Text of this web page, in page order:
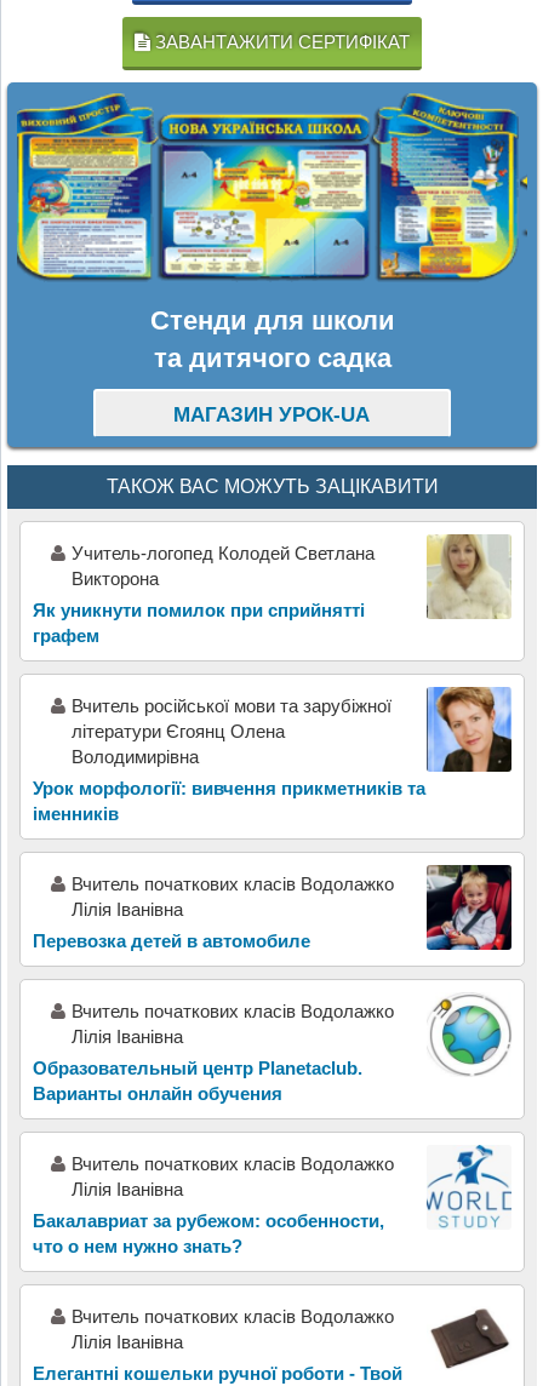
ЗАВАНТАЖИТИ СЕРТИФІКАТ
Стенди для школи
та дитячого садка
МАГАЗИН УРОК-UA
ТАКОЖ ВАС МОЖУТЬ ЗАЦІКАВИТИ
Учитель-логопед Колодей Светлана
Викторона
Як уникнути помилок при сприйнятті
графем
Вчитель російської мови та зарубіжної
літератури Єгоянц Олена
Володимирівна
Урок морфології: вивчення прикметників та
іменників
Вчитель початкових класів Водолажко
Лілія Іванівна
Перевозка детей в автомобиле
Вчитель початкових класів Водолажко
Лілія Іванівна
Образовательный центр Planetaclub.
Варианты онлайн обучения
Вчитель початкових класів Водолажко
Лілія Іванівна
Бакалавриат за рубежом: особенности,
что о нем нужно знать?
Вчитель початкових класів Водолажко
Лілія Іванівна
Елегантні кошельки ручної роботи - Твой